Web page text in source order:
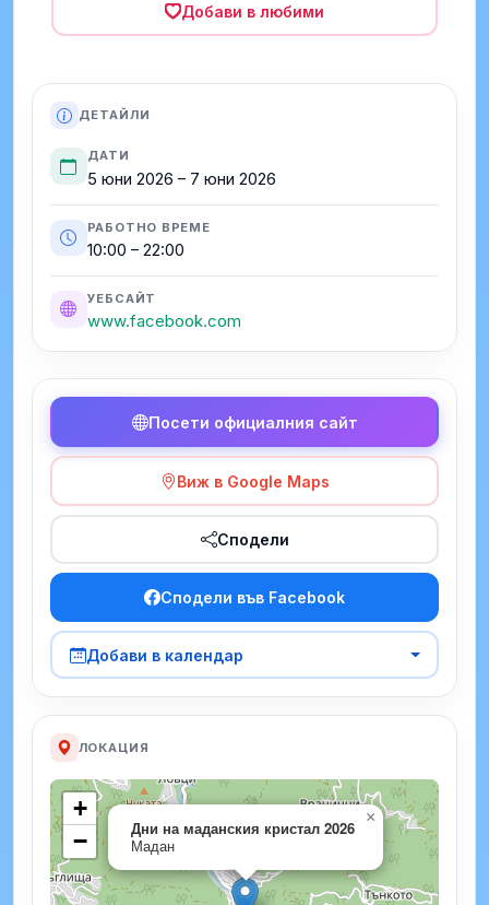
Добави в любими
ДЕТАЙЛИ
ДАТИ
5 юни 2026 – 7 юни 2026
РАБОТНО ВРЕМЕ
10:00 – 22:00
УЕБСАЙТ
www.facebook.com
Посети официалния сайт
Виж в Google Maps
Сподели
Сподели във Facebook
Добави в календар
ЛОКАЦИЯ
Дни на маданския кристал 2026
Мадан
×
+
−